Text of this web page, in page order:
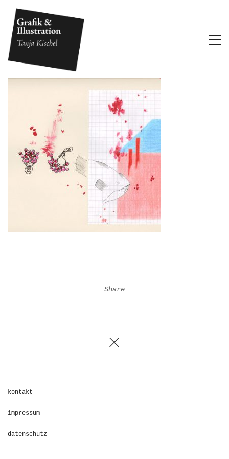
Share
kontakt
impressum
datenschutz